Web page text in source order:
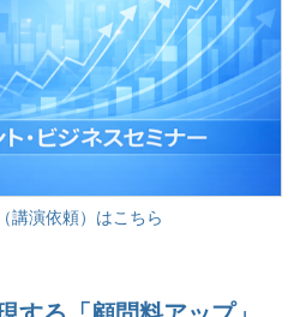
講演依頼）はこちら